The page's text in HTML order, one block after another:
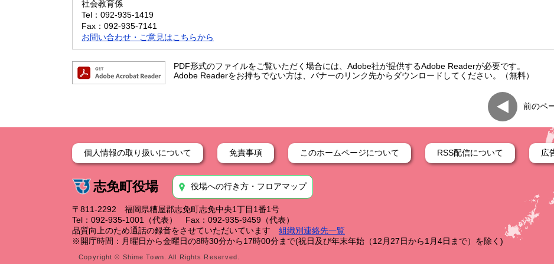
社会教育係
Tel：092-935-1419
Fax：092-935-7141
お問い合わせ・ご意見はこちらから
PDF形式のファイルをご覧いただく場合には、Adobe社が提供するAdobe Readerが必要です。
Adobe Readerをお持ちでない方は、バナーのリンク先からダウンロードしてください。（無料）
前のペ
個人情報の取り扱いについて 免責事項 このホームページについて RSS配信について 広
志免町役場 役場への行き方・フロアマップ
〒811-2292 福岡県糟屋郡志免町志免中央1丁目1番1号
Tel：092-935-1001（代表） Fax：092-935-9459（代表）
品質向上のため通話の録音をさせていただいています
組織別連絡先一覧
※開庁時間：月曜日から金曜日の8時30分から17時00分まで(祝日及び年末年始（12月27日から1月4日まで）を除く)
Copyright © Shime Town. All Rights Reserved.